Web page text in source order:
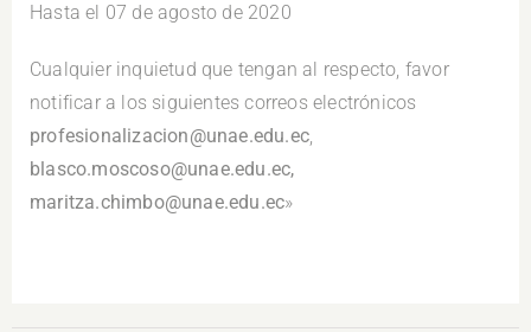
Hasta el 07 de agosto de 2020
Cualquier inquietud que tengan al respecto, favor
notificar a los siguientes correos electrónicos
profesionalizacion@unae.edu.ec,
blasco.moscoso@unae.edu.ec,
maritza.chimbo@unae.edu.ec»